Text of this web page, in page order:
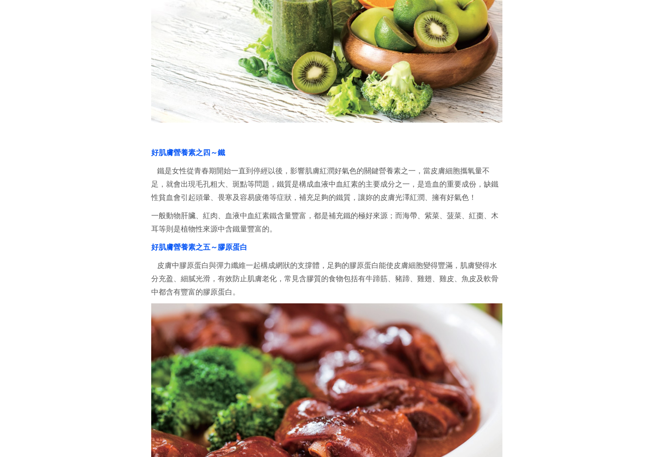
好肌膚營養素之四～鐵
鐵是女性從青春期開始一直到停經以後，影響肌膚紅潤好氣色的關鍵營養素之一，當皮膚細胞攜氧量不
足，就會出現毛孔粗大、斑點等問題，鐵質是構成血液中血紅素的主要成分之一，是造血的重要成份，缺鐵
性貧血會引起頭暈、畏寒及容易疲倦等症狀，補充足夠的鐵質，讓妳的皮膚光澤紅潤、擁有好氣色！
一般動物肝臟、紅肉、血液中血紅素鐵含量豐富，都是補充鐵的極好來源；而海帶、紫菜、菠菜、紅棗、木
耳等則是植物性來源中含鐵量豐富的。
好肌膚營養素之五～膠原蛋白
皮膚中膠原蛋白與彈力纖維一起構成網狀的支撐體，足夠的膠原蛋白能使皮膚細胞變得豐滿，肌膚變得水
分充盈、細膩光滑，有效防止肌膚老化，常見含膠質的食物包括有牛蹄筋、豬蹄、雞翅、雞皮、魚皮及軟骨
中都含有豐富的膠原蛋白。